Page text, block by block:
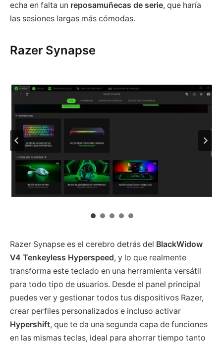
echa en falta un reposamuñecas de serie, que haría
las sesiones largas más cómodas.
Razer Synapse
Razer Synapse es el cerebro detrás del BlackWidow
V4 Tenkeyless Hyperspeed, y lo que realmente
transforma este teclado en una herramienta versátil
para todo tipo de usuarios. Desde el panel principal
puedes ver y gestionar todos tus dispositivos Razer,
crear perfiles personalizados e incluso activar
Hypershift, que te da una segunda capa de funciones
en las mismas teclas, ideal para ahorrar tiempo tanto